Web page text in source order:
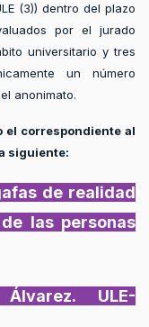
(3)) dentro del plazo
por el jurado
universitario y tres
un número
anonimato.
el correspondiente al
siguiente:
de realidad
las personas
ULE-